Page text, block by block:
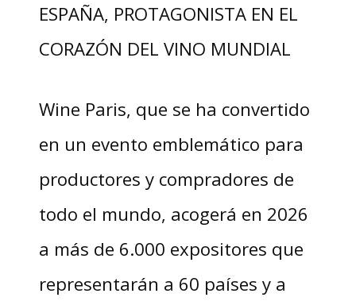
ESPAÑA, PROTAGONISTA EN EL
CORAZÓN DEL VINO MUNDIAL
Wine Paris, que se ha convertido
en un evento emblemático para
productores y compradores de
todo el mundo, acogerá en 2026
a más de 6.000 expositores que
representarán a 60 países y a